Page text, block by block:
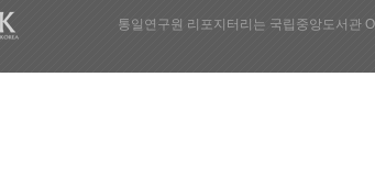
통일연구원 리포지터리는 국립중앙도서관